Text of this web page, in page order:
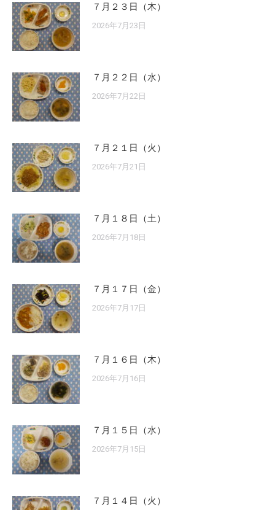
７月２３日（木）
2026年7月23日
７月２２日（水）
2026年7月22日
７月２１日（火）
2026年7月21日
７月１８日（土）
2026年7月18日
７月１７日（金）
2026年7月17日
７月１６日（木）
2026年7月16日
７月１５日（水）
2026年7月15日
７月１４日（火）